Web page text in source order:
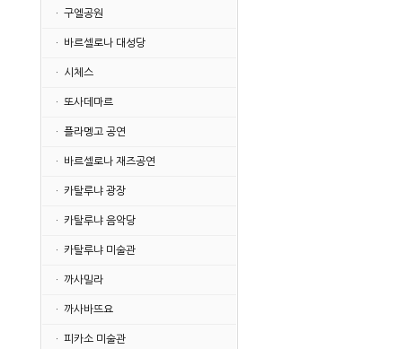
· 구엘공원
· 바르셀로나 대성당
· 시체스
· 또사데마르
· 플라멩고 공연
· 바르셀로나 재즈공연
· 카탈루냐 광장
· 카탈루냐 음악당
· 카탈루냐 미술관
· 까사밀라
· 까사바뜨요
· 피카소 미술관